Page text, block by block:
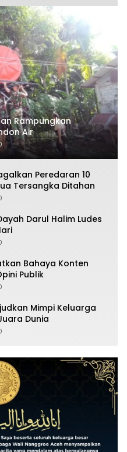
Rampungkan
Air
Peredaran 10
Tersangka Ditahan
Darul Halim Ludes
Bahaya Konten
Publik
Mimpi Keluarga
Dunia